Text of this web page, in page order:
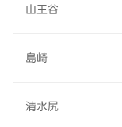
山王谷
島崎
清水尻